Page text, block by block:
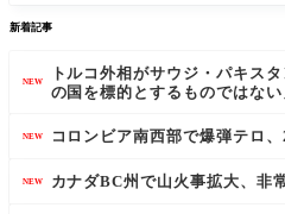
新着記事
NEW
トルコ外相がサウジ・パキス
の国を標的とするものではない
NEW コロンビア南西部で爆弾テロ
NEW カナダBC州で山火事拡大、非